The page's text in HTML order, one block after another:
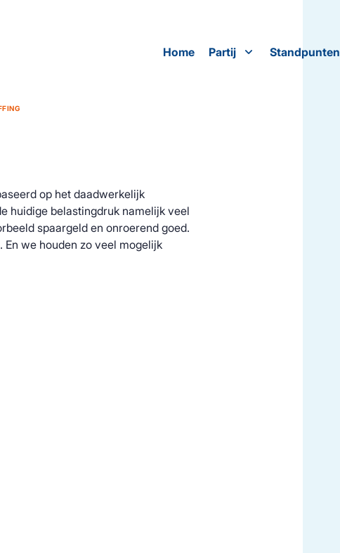
Home Partij Standpunten
op het daadwerkelijk
huidige belastingdruk namelijk veel
spaargeld en onroerend goed.
we houden zo veel mogelijk